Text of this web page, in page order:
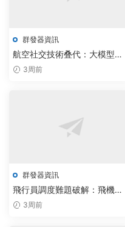
群發器資訊
航空社交技術叠代：大模型賦
能飛機拉人網頁版免費下載上
3周前
群發器資訊
飛行員調度難題破解：飛機群
發器與監聽機器人實現智能實
3周前